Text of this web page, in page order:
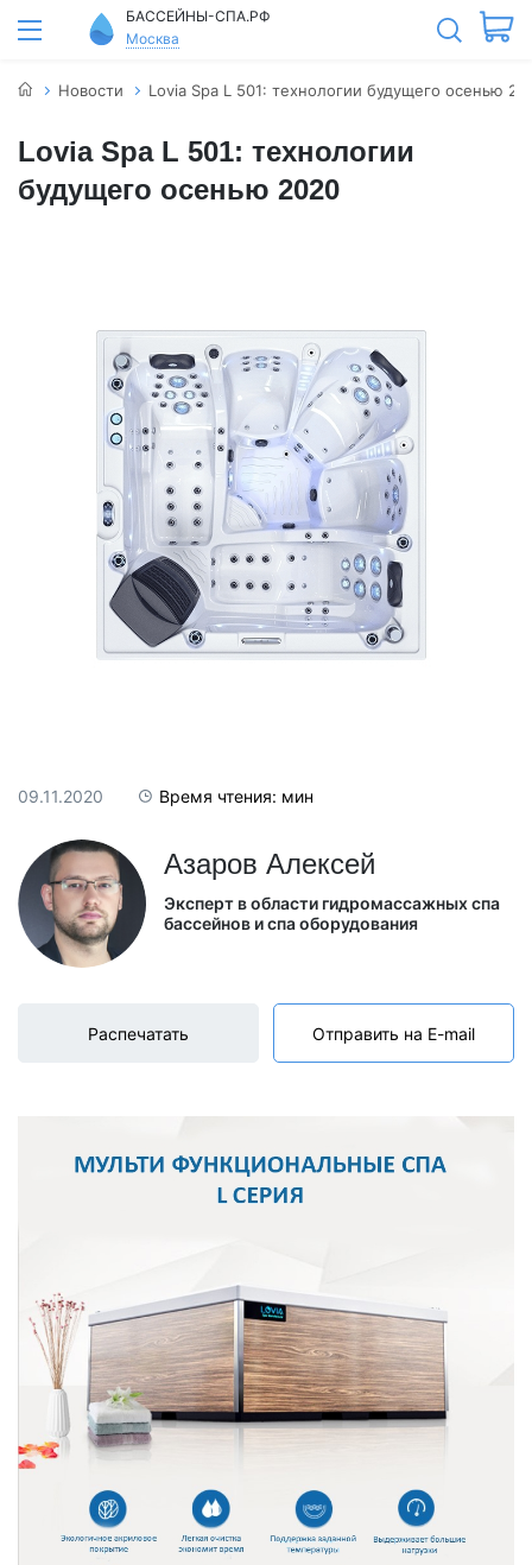
БАССЕЙНЫ-СПА.РФ
Москва
Новости Lovia Spa L 501: технологии будущего осенью
Lovia Spa L 501: технологии
будущего осенью 2020
09.11.2020 Время чтения: мин
Распечатать Отправить на E-mail
Азаров Алексей
Эксперт в области гидромассажных спа
бассейнов и спа оборудования